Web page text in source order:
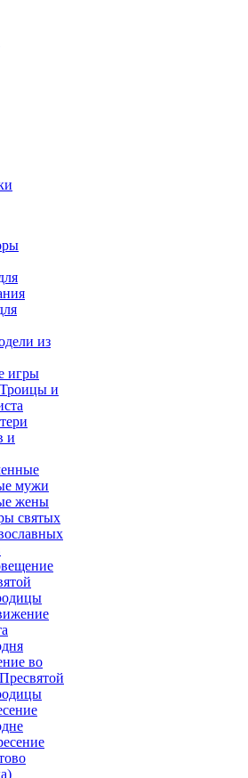
из
игры
и
и
мужи
жены
святых
во